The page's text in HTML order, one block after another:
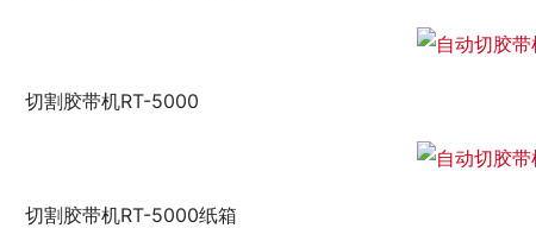
	切割胶带机RT-5000
	切割胶带机RT-5000纸箱